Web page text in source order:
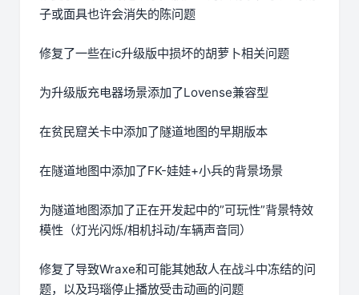
子或面具也许会消失的陈问题
修复了一些在ic升级版中损坏的胡萝卜相关问题
为升级版充电器场景添加了Lovense兼容型
在贫民窟关卡中添加了隧道地图的早期版本
在隧道地图中添加了FK-娃娃+小兵的背景场景
为隧道地图添加了正在开发起中的”可玩性”背景特效
模性（灯光闪烁/相机抖动/车辆声音同）
修复了导致Wraxe和可能其她敌人在战斗中冻结的问
题，以及玛瑙停止播放受击动画的问题